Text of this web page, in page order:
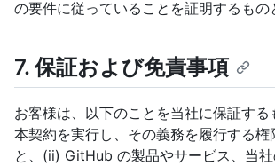
の要件に従っていることを証明するもの
7. 保証および免責事項
お客様は、以下のことを当社に保証す
本契約を実行し、その義務を履行する権
と、(ii) GitHub の製品やサービス、当